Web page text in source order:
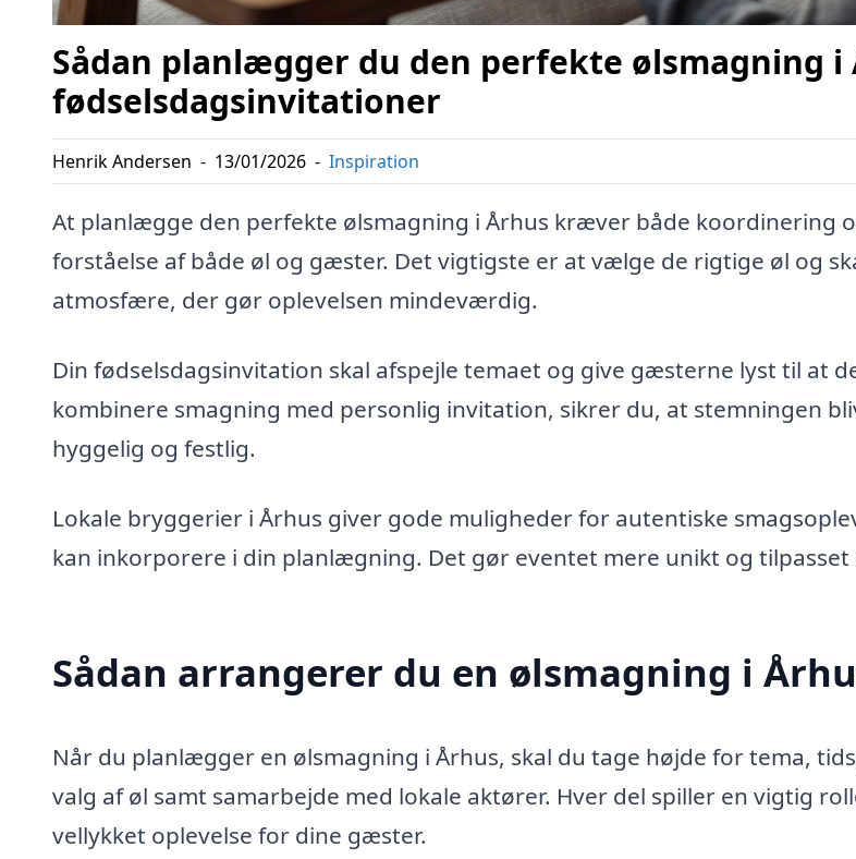
Sådan planlægger du den perfekte ølsmagning i
fødselsdagsinvitationer
Henrik Andersen - 13/01/2026 - Inspiration
At planlægge den perfekte ølsmagning i Århus kræver både koordinering
forståelse af både øl og gæster. Det vigtigste er at vælge de rigtige øl og
atmosfære, der gør oplevelsen mindeværdig.
Din fødselsdagsinvitation skal afspejle temaet og give gæsterne lyst til at
kombinere smagning med personlig invitation, sikrer du, at stemningen
hyggelig og festlig.
Lokale bryggerier i Århus giver gode muligheder for autentiske
kan inkorporere i din planlægning. Det gør eventet mere unikt og tilpasset
Sådan arrangerer du en ølsmagning i
Når du planlægger en ølsmagning i Århus, skal du tage højde for tema,
valg af øl samt samarbejde med lokale aktører. Hver del spiller en vigtig
vellykket oplevelse for dine gæster.